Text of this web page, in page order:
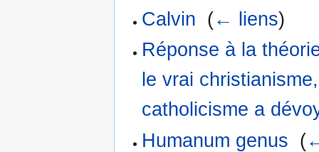
Calvin (← liens)
Réponse à la
le vrai
catholicisme a
Humanum genus (